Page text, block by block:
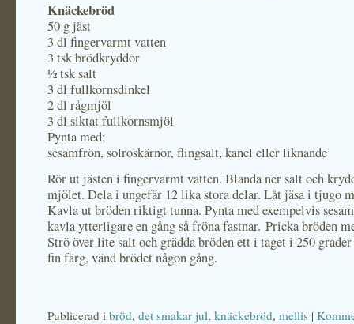
Knäckebröd
50 g jäst
3 dl fingervarmt vatten
3 tsk brödkryddor
½ tsk salt
3 dl fullkornsdinkel
2 dl rågmjöl
3 dl siktat fullkornsmjöl
Pynta med;
sesamfrön, solroskärnor, flingsalt, kanel eller liknande
Rör ut jästen i fingervarmt vatten. Blanda ner salt och
mjölet. Dela i ungefär 12 lika stora delar. Låt jäsa i tjugo
Kavla ut bröden riktigt tunna. Pynta med exempelvis
kavla ytterligare en gång så fröna fastnar. Pricka bröden
Strö över lite salt och grädda bröden ett i taget i 250
fin färg, vänd brödet någon gång.
Publicerad i bröd, det smakar jul, knäckebröd, mellis |